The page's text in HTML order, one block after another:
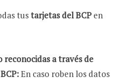
tustarjetas del BCPen
reconocidas a través de
En caso roben los datos